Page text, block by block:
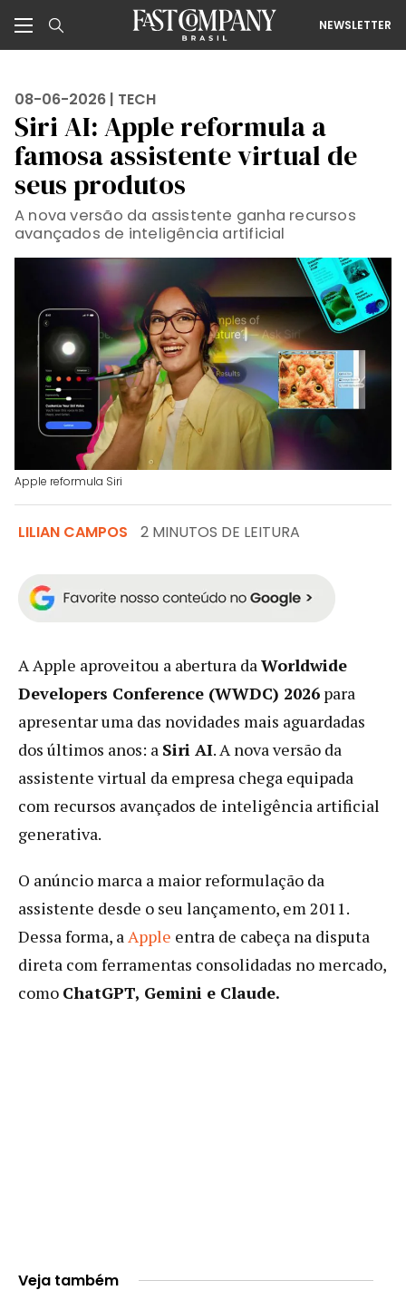
NEWSLETTER
08-06-2026 | TECH
Siri AI: Apple reformula a
famosa assistente virtual de
seus produtos
A nova versão da assistente ganha recursos
avançados de inteligência artificial
Apple reformula Siri
LILIAN CAMPOS 2 MINUTOS DE LEITURA
A Apple aproveitou a abertura daWorldwide
Developers Conference (WWDC) 2026 para
apresentar uma das novidades mais aguardadas
dos últimos anos: a Siri AI. A nova versão da
assistente virtual da empresa chega equipada
com recursos avançados de inteligência artificial
generativa.
O anúncio marca a maior reformulação da
assistente desde o seu lançamento, em 2011.
Dessa forma, aApple entra de cabeça na disputa
direta com ferramentas consolidadas no mercado,
como ChatGPT, Gemini e Claude.
Veja também